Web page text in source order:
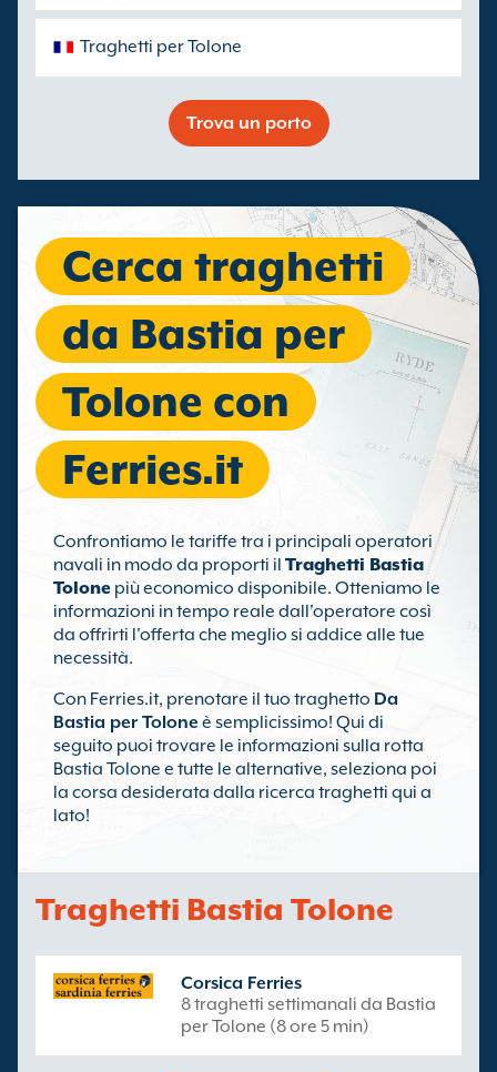
Traghetti per Tolone
Trova un porto
Cerca traghetti
da Bastia per
Tolone con
Ferries.it
Confrontiamo le tariffe tra i principali operatori
navali in modo da proporti il Traghetti Bastia
Tolone più economico disponibile. Otteniamo le
informazioni in tempo reale dall'operatore così
da offrirti l'offerta che meglio si addice alle tue
necessità.
Con Ferries.it, prenotare il tuo traghetto Da
Bastia per Tolone è semplicissimo! Qui di
seguito puoi trovare le informazioni sulla rotta
Bastia Tolone e tutte le alternative, seleziona poi
la corsa desiderata dalla ricerca traghetti qui a
lato!
Traghetti Bastia Tolone
Corsica Ferries
8 traghetti settimanali da Bastia
per Tolone (8 ore 5 min)